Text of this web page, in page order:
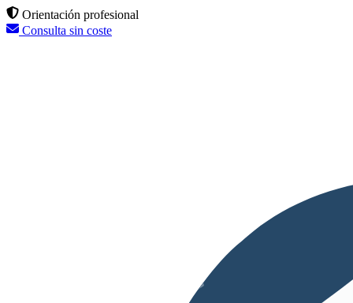
Orientación profesional
Consulta sin coste